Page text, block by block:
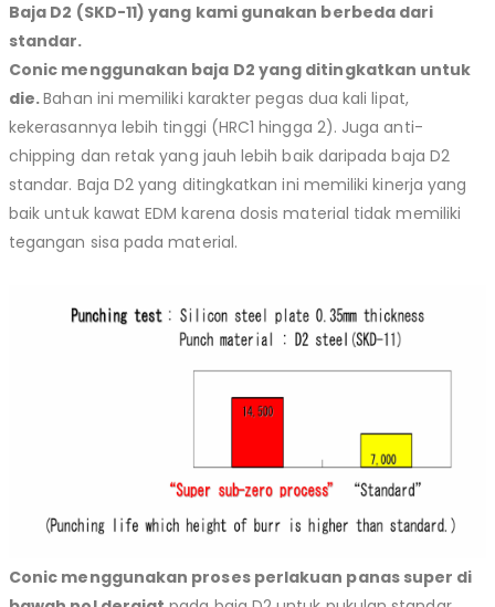
Baja D2 (SKD-11) yang kami gunakan berbeda dari
standar.
Conic menggunakan baja D2 yang ditingkatkan untuk
die.Bahan ini memiliki karakter pegas dua kali lipat,
kekerasannya lebih tinggi (HRC1 hingga 2). Juga anti-
chipping dan retak yang jauh lebih baik daripada baja D2
standar. Baja D2 yang ditingkatkan ini memiliki kinerja yang
baik untuk kawat EDM karena dosis material tidak memiliki
tegangan sisa pada material.
Conic menggunakan proses perlakuan panas super di